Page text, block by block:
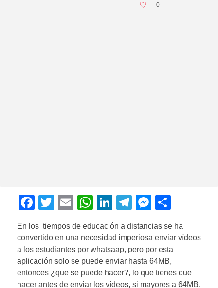
0
F
c
e
b
o
T
tt
er
E
ail
W
at
s
A
p
Li
n
k
e
dI
n
T
e
gr
a
m
M
ss
e
n
g
m
p
ar
tir
En los tiempos de educación a distancias se ha
convertido en una necesidad imperiosa enviar vídeos
a los estudiantes por whatsaap, pero por esta
aplicación solo se puede enviar hasta 64MB,
entonces ¿que se puede hacer?, lo que tienes que
hacer antes de enviar los vídeos, si mayores a 64MB,